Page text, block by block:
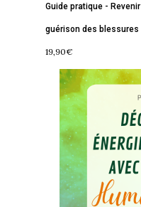
Guide pratique -
guérison des blessures
19,90€